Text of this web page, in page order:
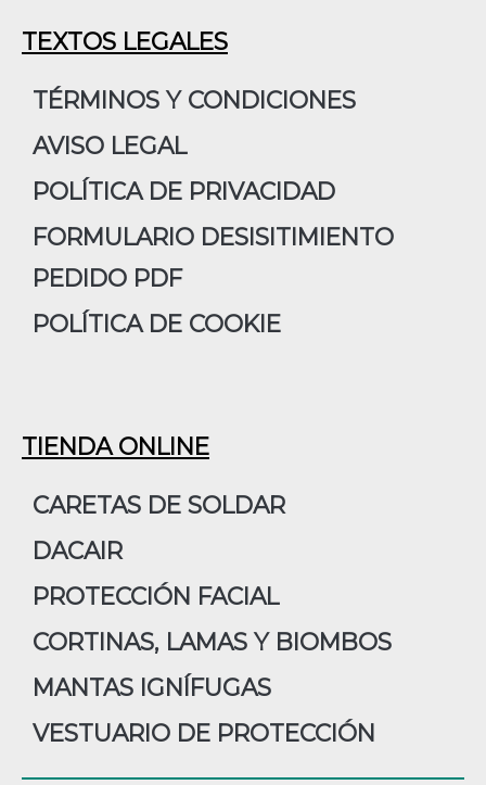
e
b
o
k
g
m
d
TEXTOS LEGALES
TÉRMINOS Y CONDICIONES
AVISO LEGAL
POLÍTICA DE PRIVACIDAD
FORMULARIO DESISITIMIENTO
PEDIDO PDF
POLÍTICA DE COOKIE
TIENDA ONLINE
CARETAS DE SOLDAR
DACAIR
PROTECCIÓN FACIAL
CORTINAS, LAMAS Y BIOMBOS
MANTAS IGNÍFUGAS
VESTUARIO DE PROTECCIÓN